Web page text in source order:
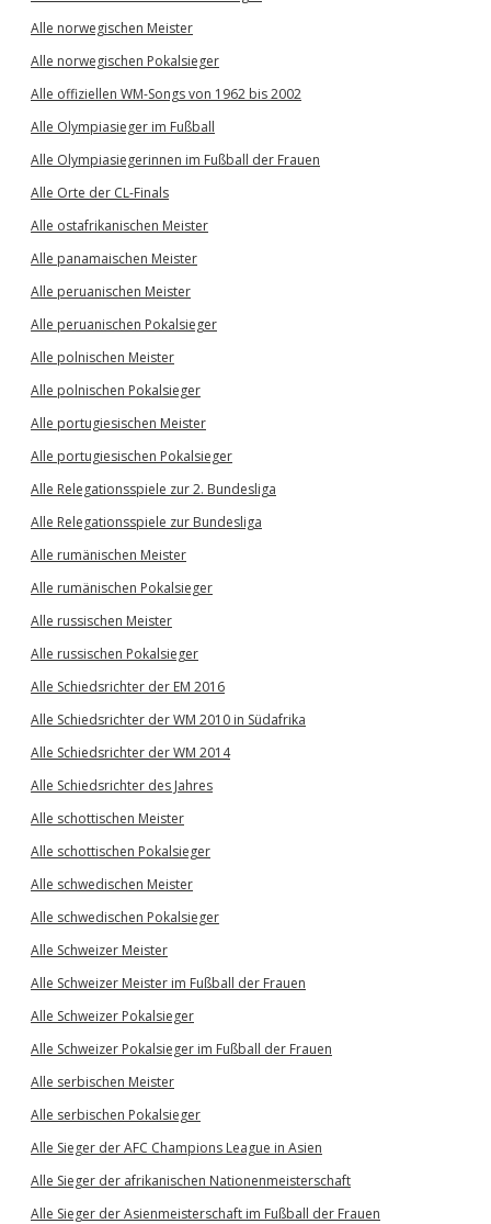
Alle norwegischen Meister
Alle norwegischen Pokalsieger
Alle offiziellen WM-Songs von 1962 bis 2002
Alle Olympiasieger im Fußball
Alle Olympiasiegerinnen im Fußball der Frauen
Alle Orte der CL-Finals
Alle ostafrikanischen Meister
Alle panamaischen Meister
Alle peruanischen Meister
Alle peruanischen Pokalsieger
Alle polnischen Meister
Alle polnischen Pokalsieger
Alle portugiesischen Meister
Alle portugiesischen Pokalsieger
Alle Relegationsspiele zur 2. Bundesliga
Alle Relegationsspiele zur Bundesliga
Alle rumänischen Meister
Alle rumänischen Pokalsieger
Alle russischen Meister
Alle russischen Pokalsieger
Alle Schiedsrichter der EM 2016
Alle Schiedsrichter der WM 2010 in Südafrika
Alle Schiedsrichter der WM 2014
Alle Schiedsrichter des Jahres
Alle schottischen Meister
Alle schottischen Pokalsieger
Alle schwedischen Meister
Alle schwedischen Pokalsieger
Alle Schweizer Meister
Alle Schweizer Meister im Fußball der Frauen
Alle Schweizer Pokalsieger
Alle Schweizer Pokalsieger im Fußball der Frauen
Alle serbischen Meister
Alle serbischen Pokalsieger
Alle Sieger der AFC Champions League in Asien
Alle Sieger der afrikanischen Nationenmeisterschaft
Alle Sieger der Asienmeisterschaft im Fußball der Frauen